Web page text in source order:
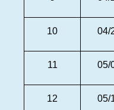
10 04/
11 05/
12 05/